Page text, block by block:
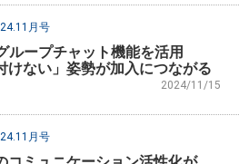
月号
2024/11/15
ループチャット機能を活用
けない」姿勢が加入につながる
月号